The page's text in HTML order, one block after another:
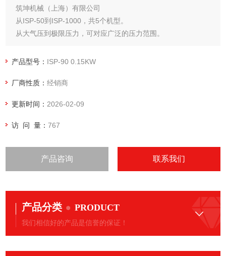
筑坤机械（上海）有限公司
从ISP-50到ISP-1000，共5个机型。
从大气压到极限压力，可对应广泛的压力范围。
外）
无油岩田真空泵ISP-90 日本制造
产品型号： ISP-90 0.15KW
厂商性质：经销商
更新时间： 2026-02-09
访 问 量：767
产品咨询 联系我们
产品分类 PRODUCT
我们相信好的产品是信誉的保证！